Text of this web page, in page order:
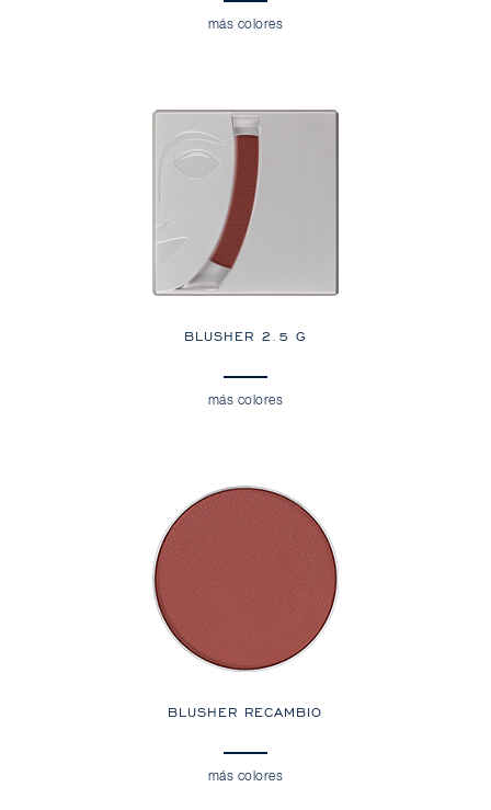
más colores
BLUSHER 2.5 G
más colores
BLUSHER RECAMBIO
más colores